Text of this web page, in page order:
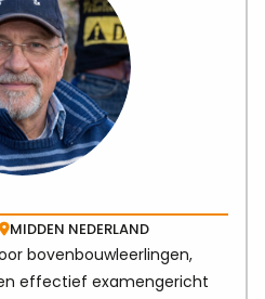
MIDDEN NEDERLAND
bovenbouwleerlingen,
effectief examengericht